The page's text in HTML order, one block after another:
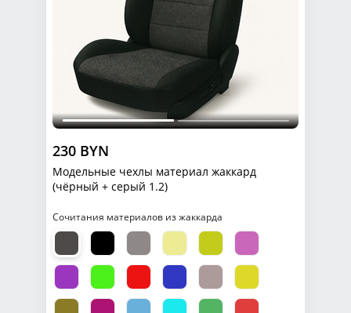
230 BYN
Модельные чехлы материал жаккард
(чёрный + серый 1.2)
Сочитания материалов из жаккарда